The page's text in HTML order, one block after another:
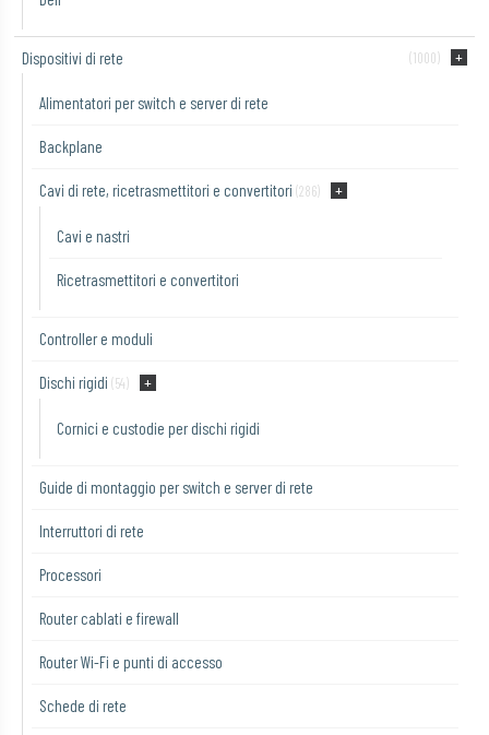
Dispositivi di rete (1000)
Alimentatori per switch e server di rete
Backplane
Cavi di rete, ricetrasmettitori e convertitori (286)
Cavi e nastri
Ricetrasmettitori e convertitori
Controller e moduli
Dischi rigidi (54)
Cornici e custodie per dischi rigidi
Guide di montaggio per switch e server di rete
Interruttori di rete
Processori
Router cablati e firewall
Router Wi-Fi e punti di accesso
Schede di rete